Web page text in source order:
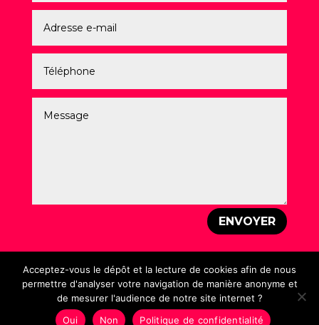
ENVOYER
Mentions légales–Politique de Confidentialité
Création : Laurent PEREZ – © Un Vrai Graphiste – 2026
Acceptez-vous le dépôt et la lecture de cookies afin de nous
permettre d'analyser votre navigation de manière anonyme et
de mesurer l'audience de notre site internet ?
Oui
Non Politique de confidentialité